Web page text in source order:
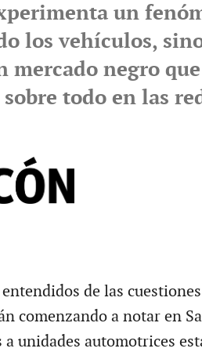
un
los vehículos,
mercado negro
todo en las
de las
comenzando a notar en
unidades automotrices